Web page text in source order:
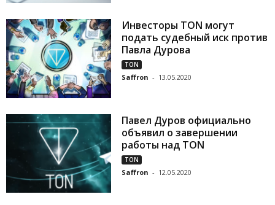
Инвесторы TON могут
подать судебный иск против
Павла Дурова
TON
Saffron - 13.05.2020
Павел Дуров официально
объявил о завершении
работы над TON
TON
Saffron - 12.05.2020